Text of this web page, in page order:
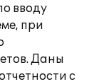
вводу
при
Даны
с